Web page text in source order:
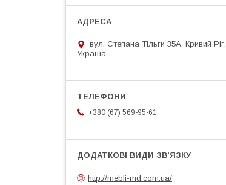
вул. Степана Тільги 35А, Кривий Ріг,
Україна
+380 (67) 569-95-61
http://mebli-md.com.ua/